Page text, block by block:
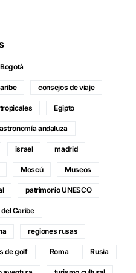
Bogotá
consejos de viaje
Egipto
andaluza
israel madrid
Moscú Museos
patrimonio UNESCO
Caribe
regiones rusas
de golf Roma Rusia